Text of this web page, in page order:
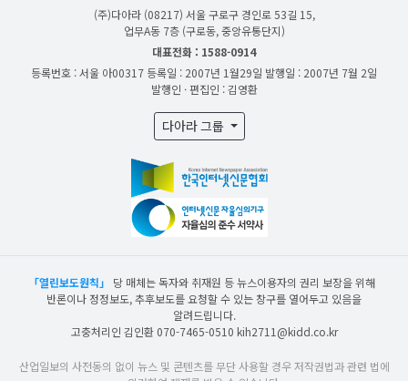
(주)다아라 (08217) 서울 구로구 경인로 53길 15,
업무A동 7층 (구로동, 중앙유통단지)
대표전화 : 1588-0914
등록번호 : 서울 아00317 등록일 : 2007년 1월29일 발행일 : 2007년 7월 2일
발행인 · 편집인 : 김영환
다아라 그룹
「열린보도원칙」
당 매체는 독자와 취재원 등 뉴스이용자의 권리 보장을 위해
반론이나 정정보도, 추후보도를 요청할 수 있는 창구를 열어두고 있음을
알려드립니다.
고충처리인 김인환 070-7465-0510 kih2711@kidd.co.kr
산업일보의 사전동의 없이 뉴스 및 콘텐츠를 무단 사용할 경우 저작권법과 관련 법에